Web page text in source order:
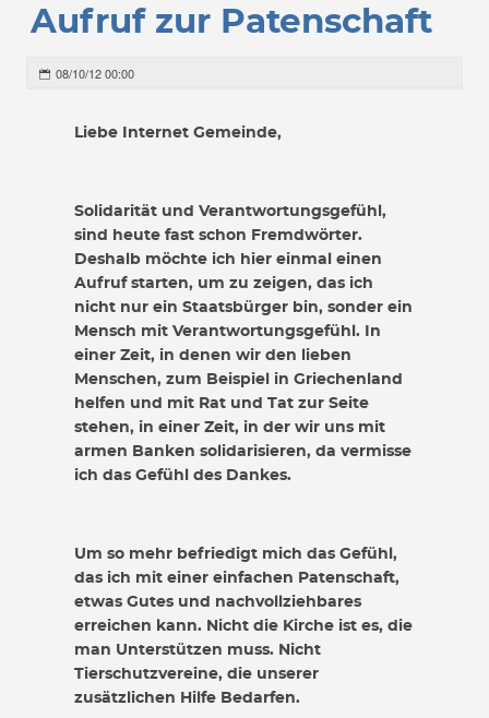
Aufruf zur Patenschaft
08/10/12 00:00
Liebe Internet Gemeinde,
Solidarität und Verantwortungsgefühl,
sind heute fast schon Fremdwörter.
Deshalb möchte ich hier einmal einen
Aufruf starten, um zu zeigen, das ich
nicht nur ein Staatsbürger bin, sonder ein
Mensch mit Verantwortungsgefühl. In
einer Zeit, in denen wir den lieben
Menschen, zum Beispiel in Griechenland
helfen und mit Rat und Tat zur Seite
stehen, in einer Zeit, in der wir uns mit
armen Banken solidarisieren, da vermisse
ich das Gefühl des Dankes.
Um so mehr befriedigt mich das Gefühl,
das ich mit einer einfachen Patenschaft,
etwas Gutes und nachvollziehbares
erreichen kann. Nicht die Kirche ist es, die
man Unterstützen muss. Nicht
Tierschutzvereine, die unserer
zusätzlichen Hilfe Bedarfen.